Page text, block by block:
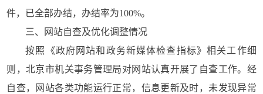
件，已全部办结，办结率为100%。
三、网站自查及优化调整情况
按照
《政府网站和政务新媒体检查指标》相关工作细
则，北京市机关事务管理局对网站认真开展了自查工作。经
自查，网站各类功能运行正常，信息更新及时，未发现异常